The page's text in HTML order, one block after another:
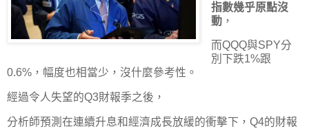
指數幾乎原點沒
動，
而QQQ與SPY分
別下跌1%跟
0.6%，幅度也相當少，沒什麼參考性。
經過令人失望的Q3財報季之後，
分析師預測在連續升息和經濟成長放緩的衝擊下，Q4的財報